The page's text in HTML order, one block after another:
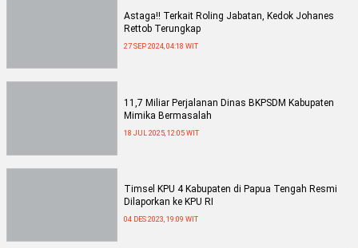
Astaga!! Terkait Roling Jabatan, Kedok Johanes
Rettob Terungkap
27 SEP 2024, 04:18 WIT
11,7 Miliar Perjalanan Dinas BKPSDM Kabupaten
Mimika Bermasalah
18 JUL 2025, 12:05 WIT
Timsel KPU 4 Kabupaten di Papua Tengah Resmi
Dilaporkan ke KPU RI
04 DES 2023, 19:09 WIT